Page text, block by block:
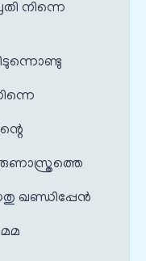
നിന്നെ
ഖണ്ഡിപ്പേൻ